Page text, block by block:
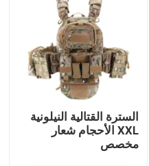
السترة القتالية النيلونية
XXL الأحجام شعار
مخصص